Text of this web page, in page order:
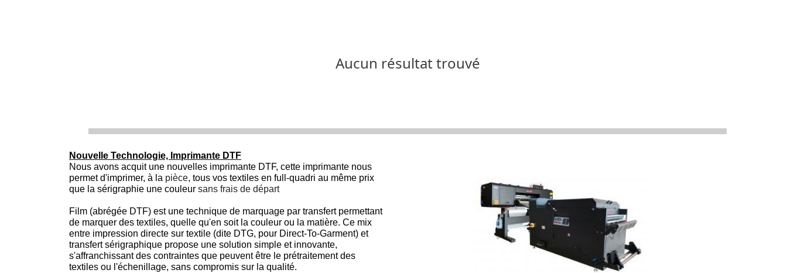
Aucun résultat trouvé
Nouvelle Technologie, Imprimante DTF
Nous avons acquit une nouvelles imprimante DTF, cette imprimante nous
permet d'imprimer, à la pièce, tous vos textiles en full-quadri au même prix
que la sérigraphie une couleur sans frais de départ
Film (abrégée DTF) est une technique de marquage par transfert permettant
de marquer des textiles, quelle qu'en soit la couleur ou la matière. Ce mix
entre impression directe sur textile (dite DTG, pour Direct-To-Garment) et
transfert sérigraphique propose une solution simple et innovante,
s'affranchissant des contraintes que peuvent être le prétraitement des
textiles ou l'échenillage, sans compromis sur la qualité.